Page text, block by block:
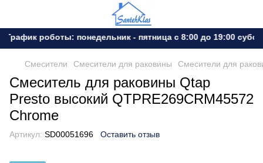
роботы: понедельник - пятница с 8:00 до 19:00
Смесители Смесители для раковины Смесители для
Смеситель для раковины Qtap
Presto высокий QTPRE269CRM45572
Chrome
Артикул: SD00051696 Оставить отзыв